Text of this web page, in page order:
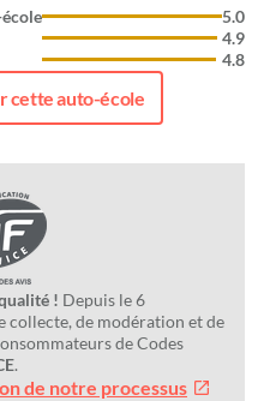
5.0
4.9
4.8
cette auto-école
! Depuis le 6
collecte, de modération et de
de Codes
.
de notre processus